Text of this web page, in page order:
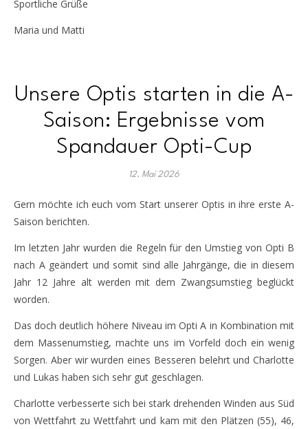
Sportliche Grüße
Maria und Matti
Unsere Optis starten in die A-
Saison: Ergebnisse vom
Spandauer Opti-Cup
12. Mai 2026
Gern möchte ich euch vom Start unserer Optis in ihre erste A-
Saison berichten.
Im letzten Jahr wurden die Regeln für den Umstieg von Opti B
nach A geändert und somit sind alle Jahrgänge, die in diesem
Jahr 12 Jahre alt werden mit dem Zwangsumstieg beglückt
worden.
Das doch deutlich höhere Niveau im Opti A in Kombination mit
dem Massenumstieg, machte uns im Vorfeld doch ein wenig
Sorgen. Aber wir wurden eines Besseren belehrt und Charlotte
und Lukas haben sich sehr gut geschlagen.
Charlotte verbesserte sich bei stark drehenden Winden aus Süd
von Wettfahrt zu Wettfahrt und kam mit den Plätzen (55), 46,